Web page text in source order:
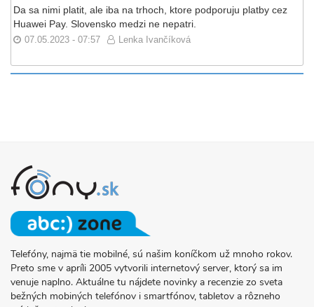
Da sa nimi platit, ale iba na trhoch, ktore podporuju platby cez
Huawei Pay. Slovensko medzi ne nepatri.
07.05.2023 - 07:57 Lenka Ivančíková
O
PROJEKTE
FONY.SK
Telefóny, najmä tie mobilné, sú našim koníčkom už mnoho rokov.
Preto sme v apríli 2005 vytvorili internetový server, ktorý sa im
venuje naplno. Aktuálne tu nájdete novinky a recenzie zo sveta
bežných mobiných telefónov i smartfónov, tabletov a rôzneho